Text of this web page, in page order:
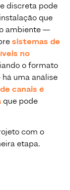
discreta pode
que
ambiente —
sistemas de
no
o formato
uma análise
canais é
que pode
com o
etapa.